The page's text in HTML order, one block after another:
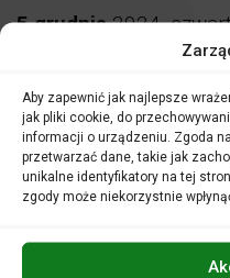
Aby zapewnić jak najlepsze
jak pliki cookie, do
informacji o urządzeniu. Zgoda
przetwarzać dane, takie jak
unikalne identyfikatory na tej
zgody może niekorzystnie
5 grudnia 2024,
KONCERTY DLA DZIECI
Śledztwo pod
GDZIE JEST
Miejsce: Sala
Bilety: 20 zł